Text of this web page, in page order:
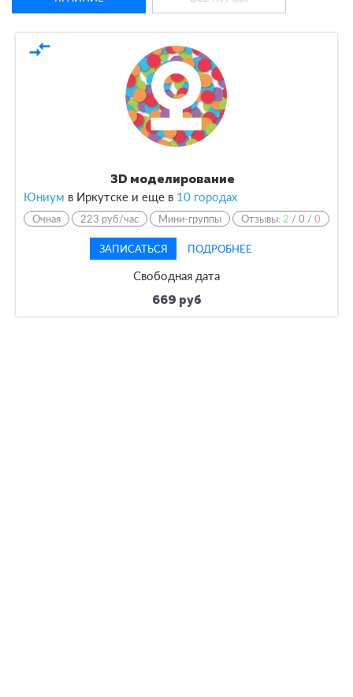
compare_arrows
3D моделирование
Юниум в Иркутске и еще в 10 городах
Очная 223 руб/час Мини-группы Отзывы: 2 /0 /0
ЗАПИСАТЬСЯ ПОДРОБНЕЕ
Свободная дата
669 руб